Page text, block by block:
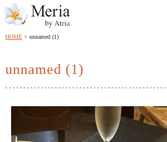
HOME unnamed (1)
unnamed (1)